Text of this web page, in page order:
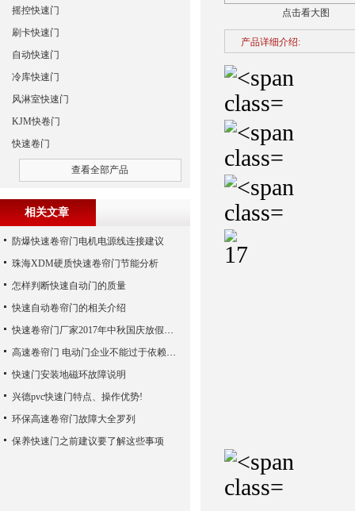
点击看大图
产品详细介绍:
摇控快速门
刷卡快速门
自动快速门
冷库快速门
风淋室快速门
KJM快卷门
快速卷门
查看全部产品
相关文章
防爆快速卷帘门电机电源线连接建议
珠海XDM硬质快速卷帘门节能分析
怎样判断快速自动门的质量
快速自动卷帘门的相关介绍
快速卷帘门厂家2017年中秋国庆放假通知
高速卷帘门 电动门企业不能过于依赖广告宣传
快速门安装地磁环故障说明
兴德pvc快速门特点、操作优势!
环保高速卷帘门故障大全罗列
保养快速门之前建议要了解这些事项